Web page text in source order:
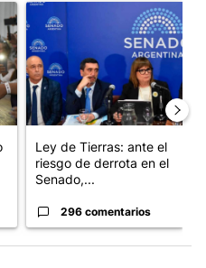
el título "Karina Milei vuelve al
Un artículo de tendencia con
Ley de Tierras: ante el
riesgo de derrota en el
Senado,...
296 comentarios